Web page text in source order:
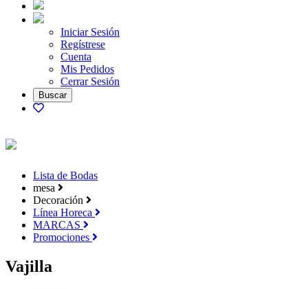
Iniciar Sesión
Regístrese
Cuenta
Mis Pedidos
Cerrar Sesión
Lista de Bodas
mesa
Decoración
Línea Horeca
MARCAS
Promociones
Vajilla